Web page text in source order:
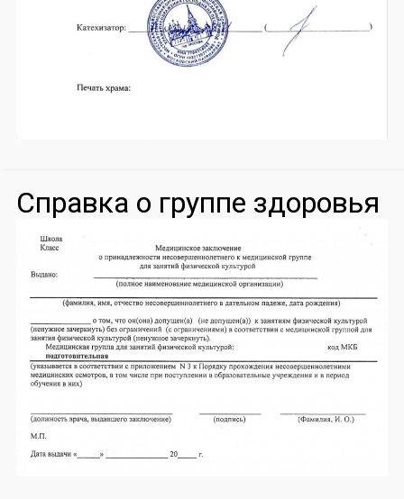
Справка о группе здоровья